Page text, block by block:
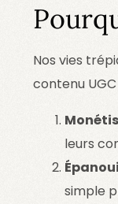
Nos vies
contenu
leurs
simple